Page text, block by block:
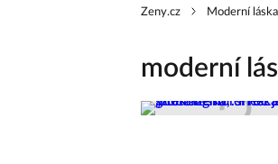
Zeny.cz Moderní láska
moderní